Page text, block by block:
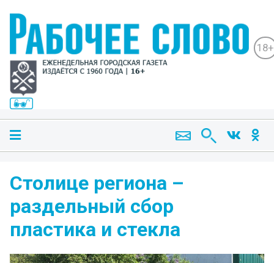
18+
Столице региона –
раздельный сбор
пластика и стекла